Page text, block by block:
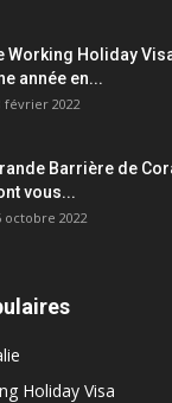
Working Holiday
année en...
février 2022
Barrière de
vous...
octobre 2022
Holiday Visa